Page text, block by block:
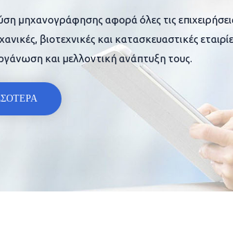
μηχανογράφησης αφορά όλες τις
βιοτεχνικές και κατασκευαστικές
και μελλοντική ανάπτυξη τους.